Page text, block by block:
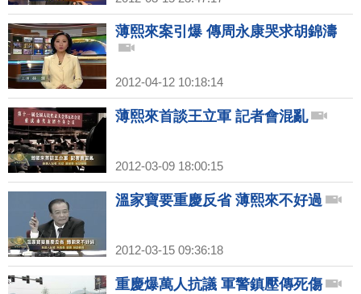
薄熙來案引爆 傳周永康哭求胡錦濤
2012-04-12 10:18:14
薄熙來首談王立軍 記者會混亂
2012-03-09 18:00:15
溫家寶要重慶反省 薄熙來不好過
2012-03-15 09:36:18
重慶爆萬人抗議 軍警鎮壓傳死傷